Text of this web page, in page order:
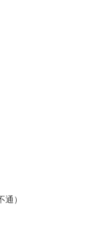
）